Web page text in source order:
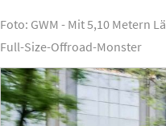
Foto: GWM - Mit 5,10 Metern
Full-Size-Offroad-Monster